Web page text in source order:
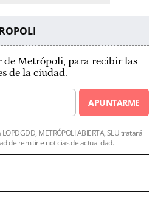
Metrópoli, para recibir las
de la ciudad.
APUNTARME
METRÓPOLI ABIERTA, SLU tratará
de remitirle noticias de actualidad.